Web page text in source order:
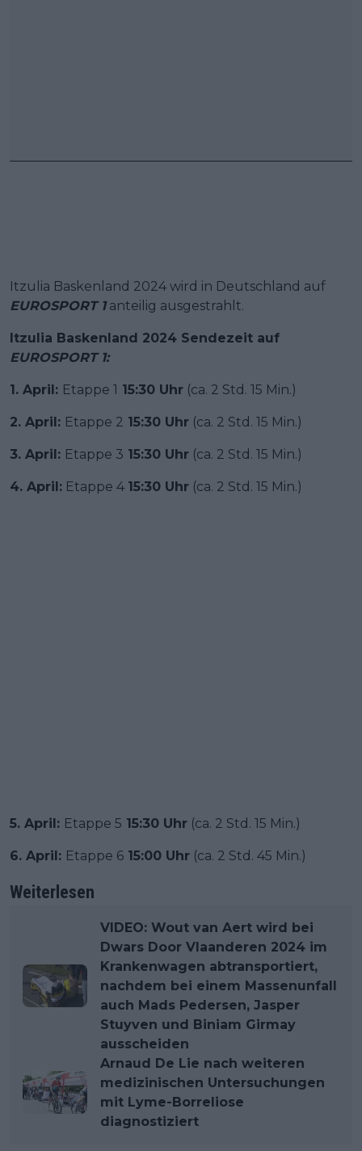
Itzulia Baskenland 2024 wird in Deutschland auf
EUROSPORT 1anteilig ausgestrahlt.
Itzulia Baskenland 2024 Sendezeit auf
EUROSPORT 1:
1. April: Etappe 1 15:30 Uhr (ca. 2 Std. 15 Min.)
2. April: Etappe 2 15:30 Uhr (ca. 2 Std. 15 Min.)
3. April: Etappe 3 15:30 Uhr (ca. 2 Std. 15 Min.)
4. April: Etappe 4 15:30 Uhr (ca. 2 Std. 15 Min.)
5. April: Etappe 5 15:30 Uhr (ca. 2 Std. 15 Min.)
6. April: Etappe 6 15:00 Uhr (ca. 2 Std. 45 Min.)
Weiterlesen
VIDEO: Wout van Aert wird bei
Dwars Door Vlaanderen 2024 im
Krankenwagen abtransportiert,
nachdem bei einem Massenunfall
auch Mads Pedersen, Jasper
Stuyven und Biniam Girmay
ausscheiden
Arnaud De Lie nach weiteren
medizinischen Untersuchungen
mit Lyme-Borreliose
diagnostiziert